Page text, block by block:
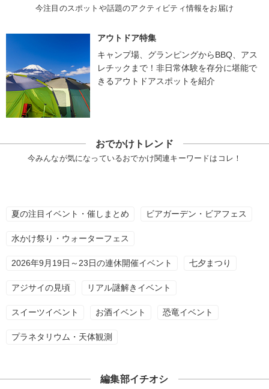
今注目のスポットや話題のアクティビティ情報をお届け
アウトドア特集
キャンプ場、グランピングからBBQ、アス
レチックまで！非日常体験を存分に堪能で
きるアウトドアスポットを紹介
おでかけトレンド
今みんなが気になっているおでかけ関連キーワードはコレ！
夏の注目イベント・催しまとめ ビアガーデン・ビアフェス
水かけ祭り・ウォーターフェス
2026年9月19日～23日の連休開催イベント 七夕まつり
アジサイの見頃 リアル謎解きイベント
スイーツイベント お酒イベント 恐竜イベント
プラネタリウム・天体観測
編集部イチオシ